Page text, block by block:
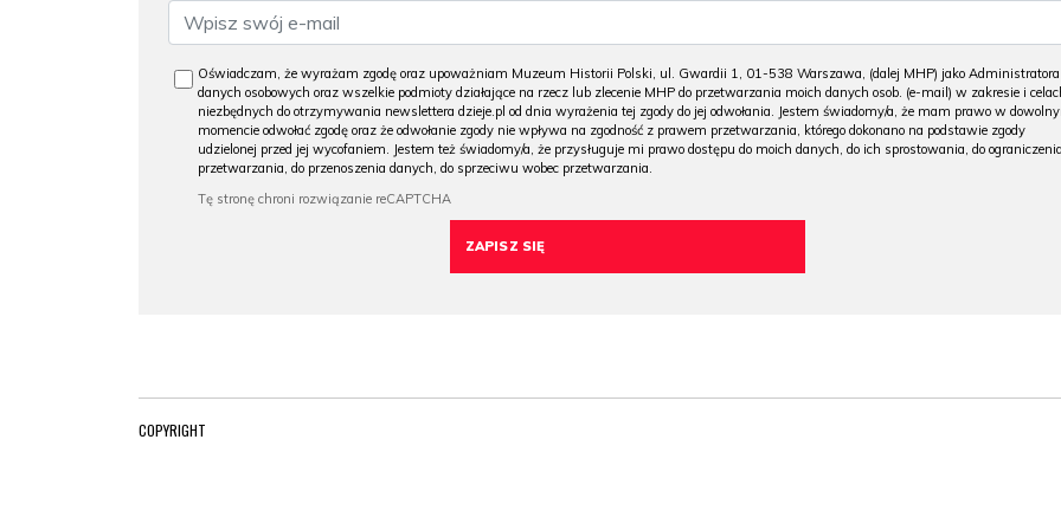
Oświadczam, że wyrażam zgodę oraz upoważniam Muzeum Historii Polski, ul. Gwardii 1, 01-538 Warszawa, (dalej MHP) jako Administratora
danych osobowych oraz wszelkie podmioty działające na rzecz lub zlecenie MHP do przetwarzania moich danych osob. (e-mail) w zakresie i
niezbędnych do otrzymywania newslettera dzieje.pl od dnia wyrażenia tej zgody do jej odwołania. Jestem świadomy/a, że mam prawo w
momencie odwołać zgodę oraz że odwołanie zgody nie wpływa na zgodność z prawem przetwarzania, którego dokonano na podstawie zgody
udzielonej przed jej wycofaniem. Jestem też świadomy/a, że przysługuje mi prawo dostępu do moich danych, do ich sprostowania, do ograniczenia
przetwarzania, do przenoszenia danych, do sprzeciwu wobec przetwarzania.
COPYRIGHT